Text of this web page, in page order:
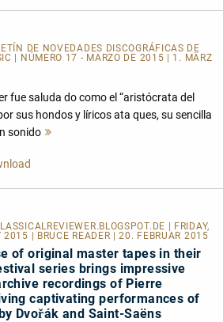
DE NOVEDADES DISCOGRÁFICAS DE
| NÚMERO 17 - MARZO DE 2015 | 1. MÄRZ
fue saluda do como el “aristócrata del
sus hondos y líricos ata ques, su sencilla
sonido
| FRIDAY,
2015 | BRUCE READER | 20. FEBRUAR 2015
of original master tapes in their
series brings impressive
recordings of Pierre
captivating performances of
Dvořák and Saint-Saëns